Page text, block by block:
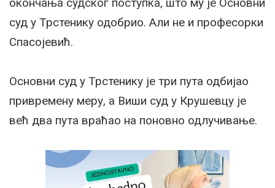
окончања судског поступка, што му је Основни
суд у Трстенику одобрио. Али не и професорки
Спасојевић.
Основни суд у Трстенику је три пута одбијао
привремену меру, а Виши суд у Крушевцу је
већ два пута враћао на поновно одлучивање.